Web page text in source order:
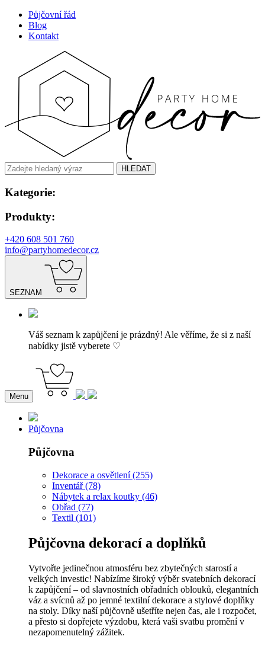
Půjčovní řád
Blog
Kontakt
HLEDAT
Kategorie:
Produkty:
+420 608 501 760
info@partyhomedecor.cz
SEZNAM
Váš seznam k zapůjčení je prázdný! Ale věříme, že si z naší
nabídky jistě vyberete ♡
Menu
Půjčovna
Půjčovna
Dekorace a osvětlení (255)
Inventář (78)
Nábytek a relax koutky (46)
Obřad (77)
Textil (101)
Půjčovna dekorací a doplňků
Vytvořte jedinečnou atmosféru bez zbytečných starostí a
velkých investic! Nabízíme široký výběr svatebních dekorací
k zapůjčení – od slavnostních obřadních oblouků, elegantních
váz a svícnů až po jemné textilní dekorace a stylové doplňky
na stoly. Díky naší půjčovně ušetříte nejen čas, ale i rozpočet,
a přesto si dopřejete výzdobu, která vaši svatbu promění v
nezapomenutelný zážitek.